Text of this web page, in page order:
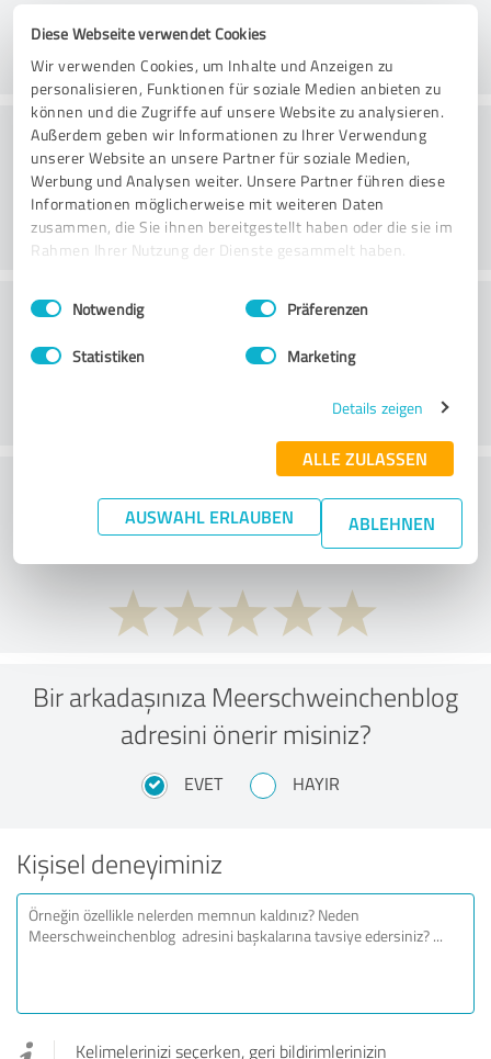
Diese Webseite verwendet Cookies
Wir verwenden Cookies, um Inhalte und Anzeigen zu
personalisieren, Funktionen für soziale Medien anbieten zu
können und die Zugriffe auf unsere Website zu analysieren.
Außerdem geben wir Informationen zu Ihrer Verwendung
unserer Website an unsere Partner für soziale Medien,
Werbung und Analysen weiter. Unsere Partner führen diese
Informationen möglicherweise mit weiteren Daten
zusammen, die Sie ihnen bereitgestellt haben oder die sie im
Rahmen Ihrer Nutzung der Dienste gesammelt haben.
Impressum Datenschutzbestimmungen
Einwilligungsauswahl
Notwendig Präferenzen
Statistiken Marketing
Details zeigen
ALLE ZULASSEN
AUSWAHL ERLAUBEN ABLEHNEN
Danışmanlık
Müşteri Hizmetleri
Fiyat/performans oranı hakkında ne
düşünüyorsunuz?
Bir arkadaşınıza Meerschweinchenblog
adresini önerir misiniz?
EVET HAYIR
Kişisel deneyiminiz
Kelimelerinizi seçerken, geri bildirimlerinizin